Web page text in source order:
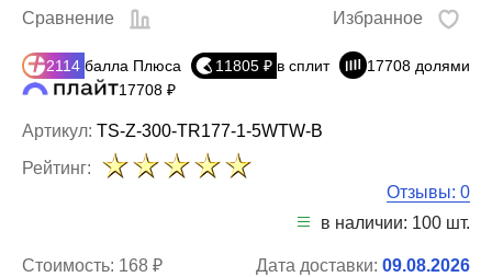
Артикул: TS-Z-300-TR177-1-5WTW-B
Сравнение Избранное
2114 балла Плюса 11805 ₽ в сплит
17708 долями
17708 ₽
Рейтинг:
Отзывы: 0
в наличии: 100 шт.
Стоимость: 168 ₽ Дата доставки: 09.08.2026